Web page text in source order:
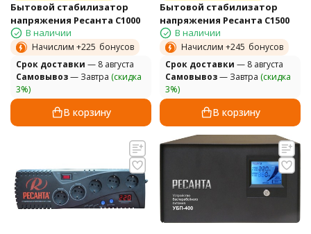
Бытовой стабилизатор
напряжения Ресанта С1000
В наличии
Начислим +225 бонусов
Cрок доставки — 8 августа
Самовывоз— Завтра (скидка
3%)
В корзину
Бытовой стабилизатор
напряжения Ресанта С1500
В наличии
Начислим +245 бонусов
Cрок доставки — 8 августа
Самовывоз— Завтра (скидка
3%)
В корзину